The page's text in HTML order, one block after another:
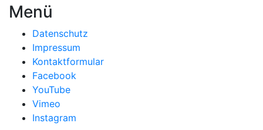
Menü
Datenschutz
Impressum
Kontaktformular
Facebook
YouTube
Vimeo
Instagram